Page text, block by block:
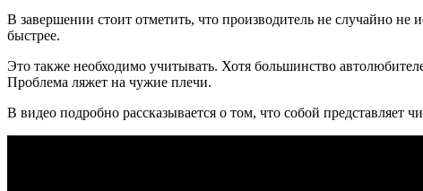
В завершении стоит отметить, что производитель не случайно не
быстрее.
Это также необходимо учитывать. Хотя большинство
Проблема ляжет на чужие плечи.
В видео подробно рассказывается о том, что собой представляет